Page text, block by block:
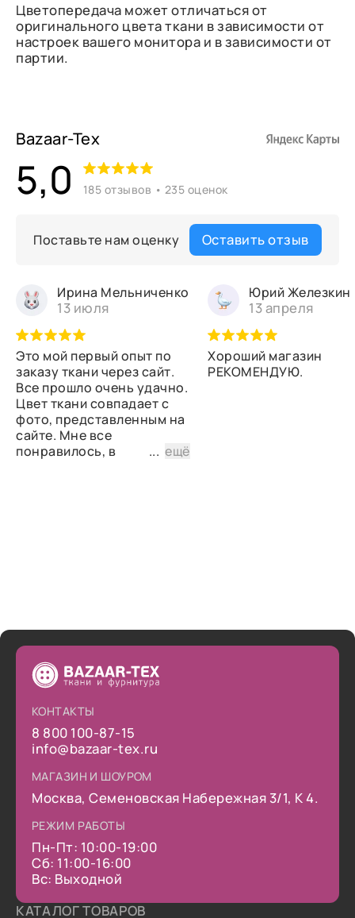
Цветопередача может отличаться от
оригинального цвета ткани в зависимости от
настроек вашего монитора и в зависимости от
партии.
Bazaar-Tex
5,0 185 отзывов • 235 оценок
Поставьте нам оценку Оставить отзыв
Ирина Мельниченко
13 июля
Это мой первый опыт по
заказу ткани через сайт.
Все прошло очень удачно.
Цвет ткани совпадает с
фото, представленным на
сайте. Мне все
понравилось, в
...ещё
Юрий Железкин
13 апреля
Хороший магазин
РЕКОМЕНДУЮ.
КОНТАКТЫ
8 800 100-87-15
info@bazaar-tex.ru
МАГАЗИН И ШОУРОМ
Москва, Семеновская Набережная 3/1, К 4.
РЕЖИМ РАБОТЫ
Пн-Пт: 10:00-19:00
Сб: 11:00-16:00
Вс: Выходной
КАТАЛОГ ТОВАРОВ